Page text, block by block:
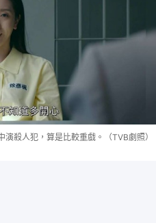
殺人犯，算是比較重戲。（TVB劇照）